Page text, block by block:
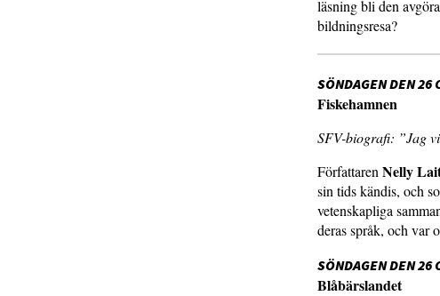
läsning bli den
bildningsresa?
SÖNDAGEN DEN
Fiskehamnen
SFV-biografi: ”Jag
Författaren Nelly
sin tids kändis, och
vetenskapliga
deras språk, och var
SÖNDAGEN DEN
Blåbärslandet